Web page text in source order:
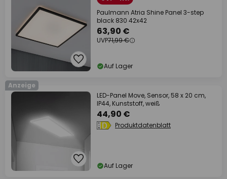
Paulmann Atria Shine Panel 3-step
black 830 42x42
63,90 €
UVP71,99 €
Auf Lager
Anzeige
LED-Panel Move, Sensor, 58 x 20 cm,
IP44, Kunststoff, weiß
44,90 €
Produktdatenblatt
Auf Lager